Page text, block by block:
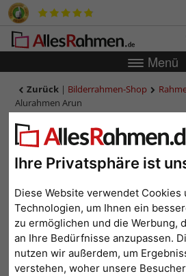
Ihre Privatsphäre ist
Diese Website verwendet Cookies
Technologien, um Ihnen ein
zu ermöglichen und die Werbung,
an Ihre Bedürfnisse anzupassen.
nutzen wir außerdem, um
verstehen, woher unsere
Menü
Zurück | Bilderrahmen-Shop
Alurahmen Arun
Alurahmen Arun